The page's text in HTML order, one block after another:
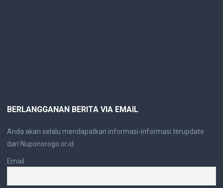
BERLANGGANAN BERITA VIA EMAIL
Anda akan selalu mendapatkan informasi-informasi terupdate
dari Nuponorogo.or.id
Email